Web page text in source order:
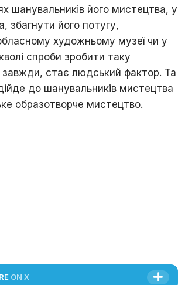
шанувальників його мистецтва, у
збагнути його потугу,
художньому музеї чи у
спроби зробити таку
завжди, стає людський фактор. Та
до шанувальників мистецтва
образотворче мистецтво.
ON X